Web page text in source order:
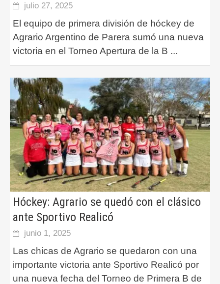
julio 27, 2025
El equipo de primera división de hóckey de
Agrario Argentino de Parera sumó una nueva
victoria en el Torneo Apertura de la B ...
Hóckey: Agrario se quedó con el clásico
ante Sportivo Realicó
junio 1, 2025
Las chicas de Agrario se quedaron con una
importante victoria ante Sportivo Realicó por
una nueva fecha del Torneo de Primera B de